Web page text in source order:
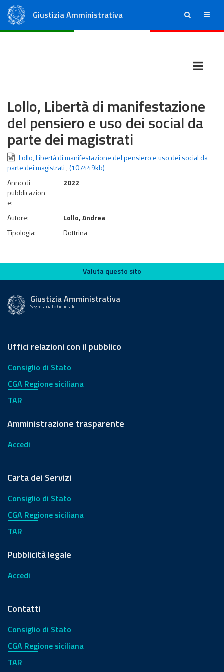
Giustizia Amministrativa ricerca menu
Lollo, Libertà di manifestazione
del pensiero e uso dei social da
parte dei magistrati
Lollo, Libertà di manifestazione del pensiero e uso dei social da
parte dei magistrati ,(107449kb)
Anno di
pubblicazion
e:
2022
Autore:
Lollo, Andrea
Tipologia:
Dottrina
Valuta questo sito
Valuta questo sito
Giustizia Amministrativa
Segretariato Generale
Uffici relazioni con il pubblico
Consiglio di Stato
CGA Regione siciliana
TAR
Amministrazione trasparente
Accedi
Carta dei Servizi
Consiglio di Stato
CGA Regione siciliana
TAR
Pubblicità legale
Accedi
Contatti
Consiglio di Stato
CGA Regione siciliana
TAR